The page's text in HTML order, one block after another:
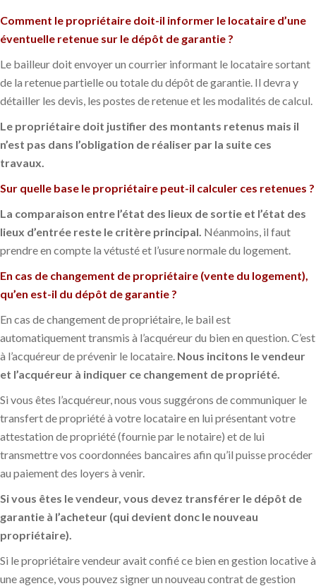
Comment le propriétaire doit-il informer le locataire d’une
éventuelle retenue sur le dépôt de garantie ?
Le bailleur doit envoyer un courrier informant le locataire sortant
de la retenue partielle ou totale du dépôt de garantie. Il devra y
détailler les devis, les postes de retenue et les modalités de calcul.
Le propriétaire doit justifier des montants retenus mais il
n’est pas dans l’obligation de réaliser par la suite ces
travaux.
Sur quelle base le propriétaire peut-il calculer ces retenues ?
La comparaison entre l’état des lieux de sortie et l’état des
lieux d’entrée reste le critère principal. Néanmoins, il faut
prendre en compte la vétusté et l’usure normale du logement.
En cas de changement de propriétaire (vente du logement),
qu’en est-il du dépôt de garantie ?
En cas de changement de propriétaire, le bail est
automatiquement transmis à l’acquéreur du bien en question. C’est
à l’acquéreur de prévenir le locataire. Nous incitons le vendeur
et l’acquéreur à indiquer ce changement de propriété.
Si vous êtes l’acquéreur, nous vous suggérons de communiquer le
transfert de propriété à votre locataire en lui présentant votre
attestation de propriété (fournie par le notaire) et de lui
transmettre vos coordonnées bancaires afin qu’il puisse procéder
au paiement des loyers à venir.
Si vous êtes le vendeur, vous devez transférer le dépôt de
garantie à l’acheteur (qui devient donc le nouveau
propriétaire).
Si le propriétaire vendeur avait confié ce bien en gestion locative à
une agence, vous pouvez signer un nouveau contrat de gestion